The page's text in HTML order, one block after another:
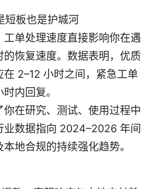
短板也是护城河
工单处理速度直接影响你在遇
的恢复速度。数据表明，优质
2–12 小时之间，紧急工单
内回复。
你在研究、测试、使用过程中
业数据指向 2024–2026 年间
地合规的持续强化趋势。